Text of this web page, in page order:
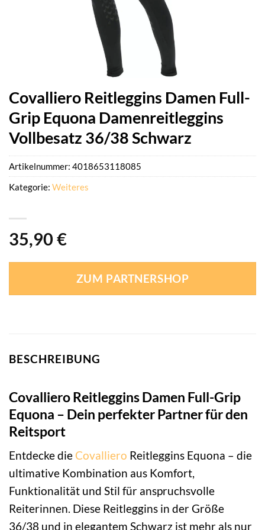
Covalliero Reitleggins Damen Full-
Grip Equona Damenreitleggins
Vollbesatz 36/38 Schwarz
35,90 €
ZUM PARTNERSHOP
Artikelnummer: 4018653118085
Kategorie: Weiteres
BESCHREIBUNG
Covalliero Reitleggins Damen Full-Grip
Equona – Dein perfekter Partner für den
Reitsport
Entdecke die Covalliero Reitleggins Equona – die
ultimative Kombination aus Komfort,
Funktionalität und Stil für anspruchsvolle
Reiterinnen. Diese Reitleggins in der Größe
36/38 und in elegantem Schwarz ist mehr als nur